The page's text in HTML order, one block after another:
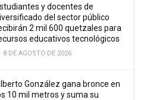
y docentes de
del sector público
2 mil 600 quetzales para
educativos tecnológicos
8 DE AGOSTO DE 2026
González gana bronce en
10 mil metros y suma su